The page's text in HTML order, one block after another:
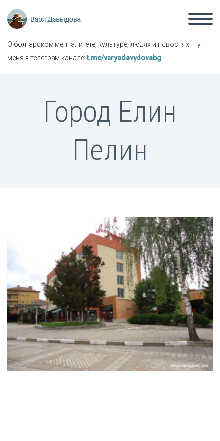
О болгарском менталитете, культуре, людях и новостях — у
меня в телеграм канале:t.me/varyadavydovabg
Город Елин
Пелин